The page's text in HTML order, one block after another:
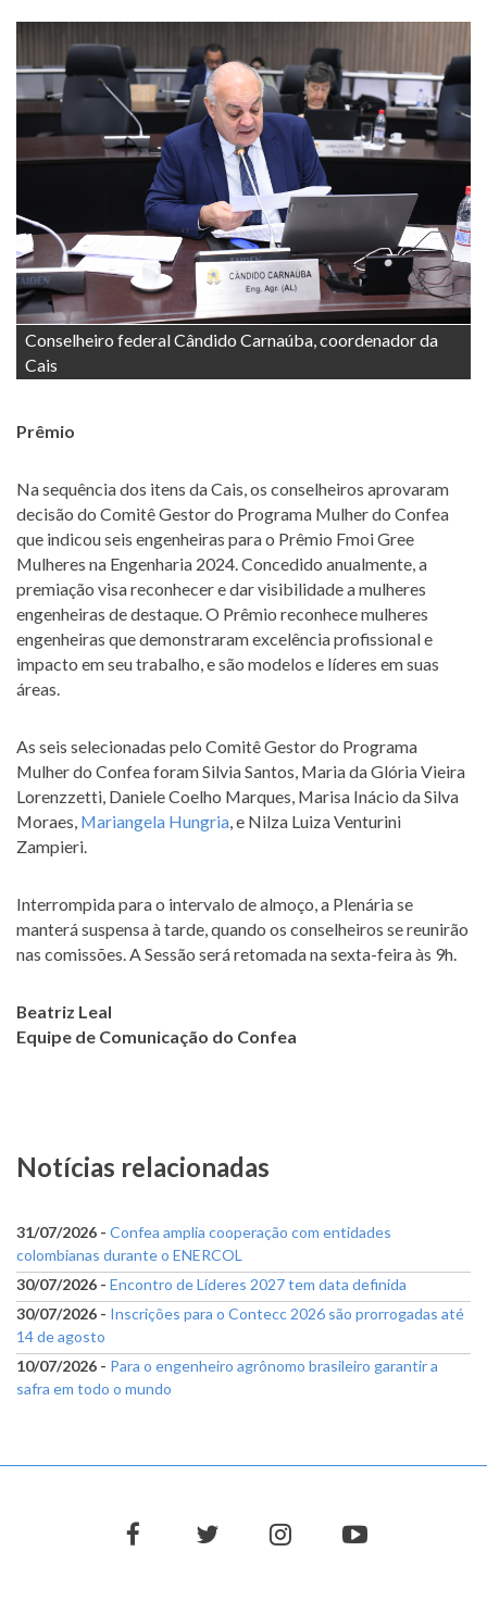
Conselheiro federal Cândido Carnaúba, coordenador da
Cais
Prêmio
Na sequência dos itens da Cais, os conselheiros aprovaram
decisão do Comitê Gestor do Programa Mulher do Confea
que indicou seis engenheiras para o Prêmio Fmoi Gree
Mulheres na Engenharia 2024. Concedido anualmente, a
premiação visa reconhecer e dar visibilidade a mulheres
engenheiras de destaque. O Prêmio reconhece mulheres
engenheiras que demonstraram excelência profissional e
impacto em seu trabalho, e são modelos e líderes em suas
áreas.
As seis selecionadas pelo Comitê Gestor do Programa
Mulher do Confea foram Silvia Santos, Maria da Glória Vieira
Lorenzzetti, Daniele Coelho Marques, Marisa Inácio da Silva
Moraes, Mariangela Hungria , e Nilza Luiza Venturini
Zampieri.
Interrompida para o intervalo de almoço, a Plenária se
manterá suspensa à tarde, quando os conselheiros se reunirão
nas comissões. A Sessão será retomada na sexta-feira às 9h.
Beatriz Leal
Equipe de Comunicação do Confea
Notícias relacionadas
31/07/2026 - Confea amplia cooperação com entidades
colombianas durante o ENERCOL
30/07/2026 - Encontro de Líderes 2027 tem data definida
30/07/2026 - Inscrições para o Contecc 2026 são prorrogadas até
14 de agosto
10/07/2026 - Para o engenheiro agrônomo brasileiro garantir a
safra em todo o mundo
facebooktwitter instagramyoutube